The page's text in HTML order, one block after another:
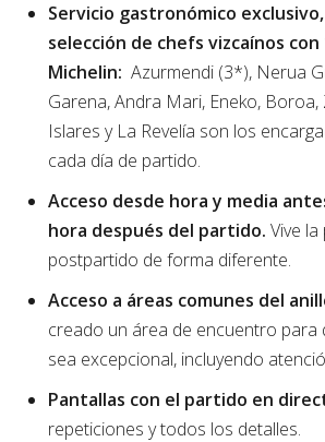
Servicio gastronómico
selección de chefs vizcaínos
Michelin: Azurmendi (3*), Nerua
Garena, Andra Mari, Eneko, Boroa,
Islares y La Revelía son los
cada día de partido.
Acceso desde hora y media
hora después del partido. Vive la
postpartido de forma diferente.
Acceso a áreas comunes del
creado un área de encuentro para
sea excepcional, incluyendo
Pantallas con el partido en
repeticiones y todos los detalles.